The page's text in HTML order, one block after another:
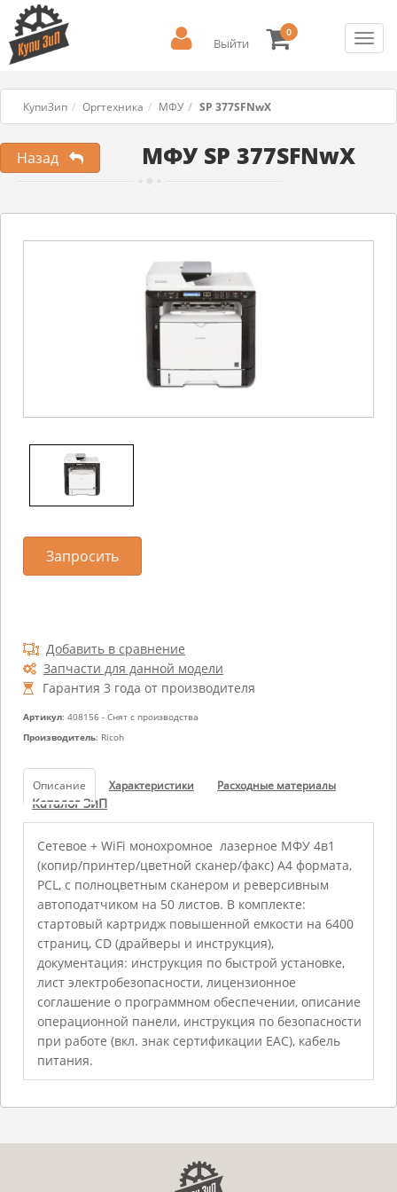
Выйти
0
КупиЗип Оргтехника МФУ SP 377SFNwX
МФУ SP 377SFNwX
Назад
Добавить в сравнение
Запчасти для данной модели
Гарантия 3 года от производителя
Артикул: 408156 - Снят с производства
Производитель: Ricoh
Запросить
Описание Характеристики Расходные материалы
Каталог ЗиП
Сетевое + WiFi монохромное лазерное МФУ 4в1
(копир/принтер/цветной сканер/факс) А4 формата,
PCL, с полноцветным сканером и реверсивным
автоподатчиком на 50 листов. В комплекте:
стартовый картридж повышенной емкости на 6400
страниц, CD (драйверы и инструкция),
документация: инструкция по быстрой установке,
лист электробезопасности, лицензионное
соглашение о программном обеспечении, описание
операционной панели, инструкция по безопасности
при работе (вкл. знак сертификации EAC), кабель
питания.